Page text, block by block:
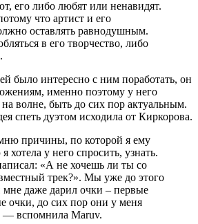
его либо любят или ненавидят.
что артист и его
оставлять равнодушным.
в его творчество, либо
было интересно с ним поработать, он
именно поэтому у него
на волне, быть до сих пор актуальным.
спеть дуэтом исходила от Киркорова.
причины, по которой я ему
хотела у него спросить, узнать.
«А не хочешь ли ты со
трек?». Мы уже до этого
мне даже дарил очки – первые
очки, до сих пор они у меня
— вспомнила Maruv.